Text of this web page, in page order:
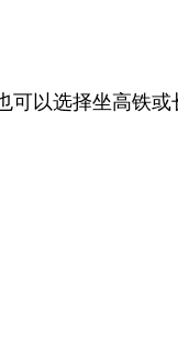
以选择坐高铁